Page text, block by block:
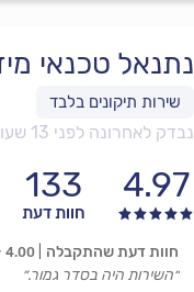
נתנאל טכנאי
נבדק לאחרונה לפני 13 שעות
4.97
133
חוות דעת
חוות דעת שהתקבלה 4.00
״השירות היה בסדר גמור.״